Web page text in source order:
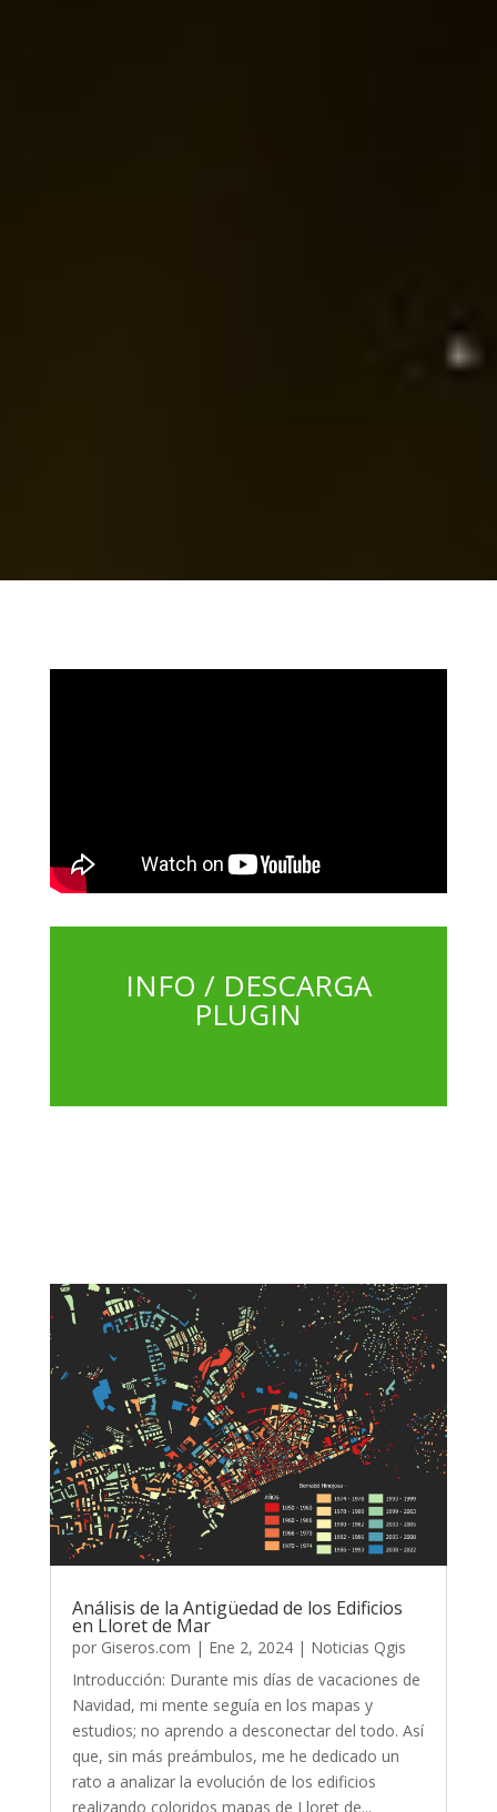
INFO / DESCARGA
PLUGIN
Análisis de la Antigüedad de los Edificios
en Lloret de Mar
por Giseros.com | Ene 2, 2024| Noticias Qgis
Introducción: Durante mis días de vacaciones de
Navidad, mi mente seguía en los mapas y
estudios; no aprendo a desconectar del todo. Así
que, sin más preámbulos, me he dedicado un
rato a analizar la evolución de los edificios
realizando coloridos mapas de Lloret de...